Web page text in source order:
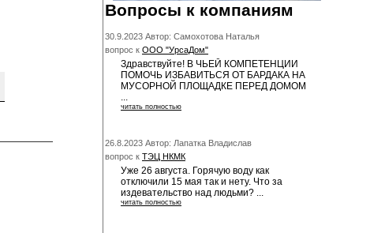
Вопросы к компаниям
30.9.2023 Автор: Самохотова Наталья
вопрос к ООО "УрсаДом"
Здравствуйте! В ЧЬЕЙ КОМПЕТЕНЦИИ
ПОМОЧЬ ИЗБАВИТЬСЯ ОТ БАРДАКА НА
МУСОРНОЙ ПЛОЩАДКЕ ПЕРЕД ДОМОМ
...
читать полностью
26.8.2023 Автор: Лапатка Владислав
вопрос к ТЭЦ НКМК
Уже 26 августа. Горячую воду как
отключили 15 мая так и нету. Что за
издевательство над людьми? ...
читать полностью